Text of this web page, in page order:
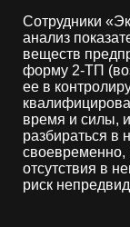
Сотрудники
анализ
веществ
форму 2-ТП
ее в
время и силы,
разбираться в
своевременно,
отсутствия в
риск